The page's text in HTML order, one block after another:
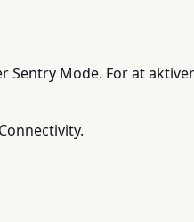
Mode. For at